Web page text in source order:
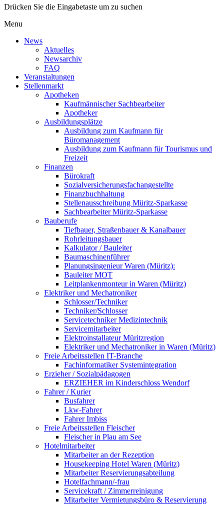
Drücken Sie die Eingabetaste um zu suchen
Menu
News
Aktuelles
Newsarchiv
FAQ
Veranstaltungen
Stellenmarkt
Apotheken
Kaufmännischer Sachbearbeiter
Apotheker
Ausbildungsplätze
Ausbildung zum Kaufmann für
Büromanagement
Ausbildung zum Kaufmann für Tourismus und
Freizeit
Finanzen
Bürokraft
Sozialversicherungsfachangestellte
Finanzbuchhaltung
Stellenausschreibung Müritz-Sparkasse
Sachbearbeiter Müritz-Sparkasse
Bauberufe
Tiefbauer, Straßenbauer & Kanalbauer
Rohrleitungsbauer
Kalkulator / Bauleiter
Baumaschinenführer
Planungsingenieur Waren (Müritz):
Bauleiter MOT
Leitplankenmonteur in Waren (Müritz)
Elektriker und Mechatroniker
Schlosser/Techniker
Techniker/Schlosser
Servicetechniker Medizintechnik
Servicemitarbeiter
Elektroinstallateur Müritzregion
Elektriker und Mechatroniker in Waren (Müritz)
Freie Arbeitsstellen IT-Branche
Fachinformatiker Systemintegration
Erzieher / Sozialpädagogen
ERZIEHER im Kinderschloss Wendorf
Fahrer / Kurier
Busfahrer
Lkw-Fahrer
Fahrer Imbiss
Freie Arbeitsstellen Fleischer
Fleischer in Plau am See
Hotelmitarbeiter
Mitarbeiter an der Rezeption
Housekeeping Hotel Waren (Müritz)
Mitarbeiter Reservierungsabteilung
Hotelfachmann/-frau
Servicekraft / Zimmerreinigung
Mitarbeiter Vermietungsbüro & Reservierung